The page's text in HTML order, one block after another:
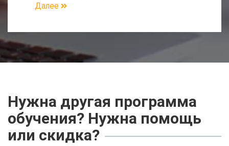
Далее
Нужна другая программа
обучения? Нужна помощь
или скидка?